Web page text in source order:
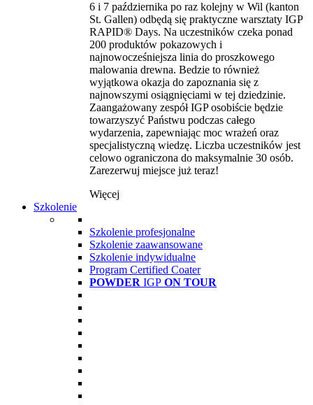
6 i 7 października po raz kolejny w Wil (kanton
St. Gallen) odbędą się praktyczne warsztaty IGP
RAPID® Days. Na uczestników czeka ponad
200 produktów pokazowych i
najnowocześniejsza linia do proszkowego
malowania drewna. Bedzie to również
wyjątkowa okazja do zapoznania się z
najnowszymi osiągnięciami w tej dziedzinie.
Zaangażowany zespół IGP osobiście będzie
towarzyszyć Państwu podczas całego
wydarzenia, zapewniając moc wrażeń oraz
specjalistyczną wiedzę. Liczba uczestników jest
celowo ograniczona do maksymalnie 30 osób.
Zarezerwuj miejsce już teraz!
Więcej
Szkolenie
Szkolenie profesjonalne
Szkolenie zaawansowane
Szkolenie indywidualne
Program Certified Coater
POWDER IGP ON TOUR